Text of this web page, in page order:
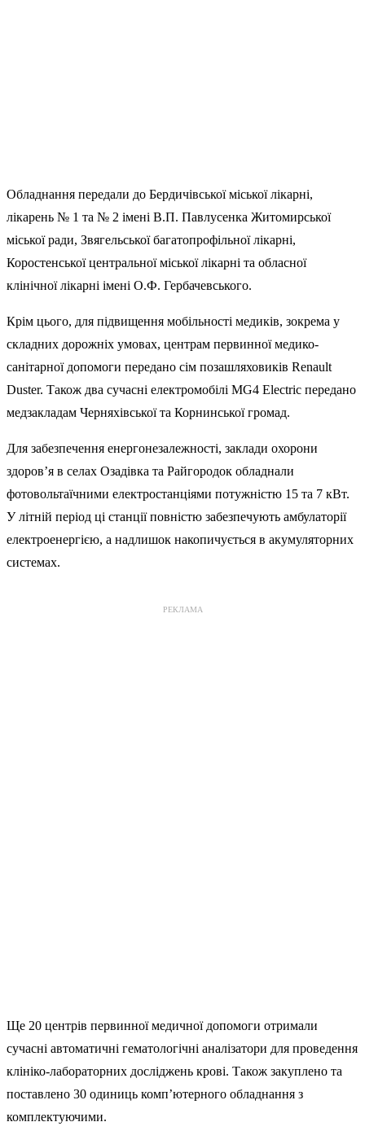
Обладнання передали до Бердичівської міської лікарні,
лікарень № 1 та № 2 імені В.П. Павлусенка Житомирської
міської ради, Звягельської багатопрофільної лікарні,
Коростенської центральної міської лікарні та обласної
клінічної лікарні імені О.Ф. Гербачевського.
Крім цього, для підвищення мобільності медиків, зокрема у
складних дорожніх умовах, центрам первинної медико-
санітарної допомоги передано сім позашляховиків Renault
Duster. Також два сучасні електромобілі MG4 Electric передано
медзакладам Черняхівської та Корнинської громад.
Для забезпечення енергонезалежності, заклади охорони
здоров’я в селах Озадівка та Райгородок обладнали
фотовольтаїчними електростанціями потужністю 15 та 7 кВт.
У літній період ці станції повністю забезпечують амбулаторії
електроенергією, а надлишок накопичується в акумуляторних
системах.
РЕКЛАМА
Ще 20 центрів первинної медичної допомоги отримали
сучасні автоматичні гематологічні аналізатори для проведення
клініко-лабораторних досліджень крові. Також закуплено та
поставлено 30 одиниць комп’ютерного обладнання з
комплектуючими.